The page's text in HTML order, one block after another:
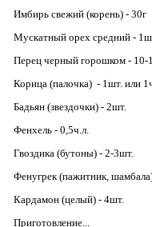
Имбирь свежий (корень) - 30г
Мускатный орех средний -
Перец черный горошком - 10-
Корица (палочка) - 1шт. или
Бадьян (звездочки) - 2шт.
Фенхель - 0,5ч.л.
Гвоздика (бутоны) - 2-3шт.
Фенугрек (пажитник,
Кардамон (целый) - 4шт.
Приготовление...